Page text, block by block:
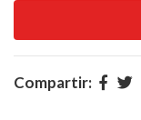
Compartir: